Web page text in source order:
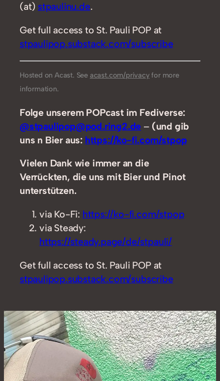
(at) stpaulinu.de.
Get full access to St. Pauli POP at
stpaulipop.substack.com/subscribe
Hosted on Acast. See acast.com/privacy for more
information.
Folge unserem POPcast im Fediverse:
@stpaulipop@pod.ring2.de – (und gib
uns n Bier aus: https://ko-fi.com/stpop
Vielen Dank wie immer an die
Verrückten, die uns mit Bier und Pinot
unterstützen.
via Ko-Fi: https://ko-fi.com/stpop
via Steady:
https://steady.page/de/stpauli/
Get full access to St. Pauli POP at
stpaulipop.substack.com/subscribe